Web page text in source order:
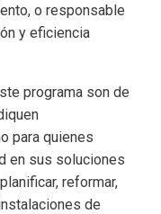
o responsable
y eficiencia
programa son de
para quienes
en sus soluciones
reformar,
de